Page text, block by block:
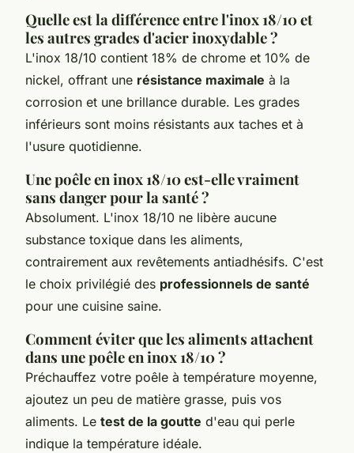
Quelle est la différence entre l'inox 18/10 et
les autres grades d'acier inoxydable ?
L'inox 18/10 contient 18% de chrome et 10% de
nickel, offrant une résistance maximale à la
corrosion et une brillance durable. Les grades
inférieurs sont moins résistants aux taches et à
l'usure quotidienne.
Une poêle en inox 18/10 est-elle vraiment
sans danger pour la santé ?
Absolument. L'inox 18/10 ne libère aucune
substance toxique dans les aliments,
contrairement aux revêtements antiadhésifs. C'est
le choix privilégié des professionnels de santé
pour une cuisine saine.
Comment éviter que les aliments attachent
dans une poêle en inox 18/10 ?
Préchauffez votre poêle à température moyenne,
ajoutez un peu de matière grasse, puis vos
aliments. Le test de la goutte d'eau qui perle
indique la température idéale.